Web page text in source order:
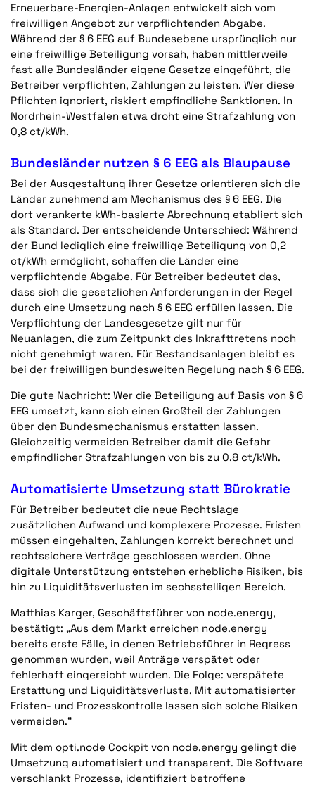
Erneuerbare-Energien-Anlagen entwickelt sich vom
freiwilligen Angebot zur verpflichtenden Abgabe.
Während der § 6 EEG auf Bundesebene ursprünglich nur
eine freiwillige Beteiligung vorsah, haben mittlerweile
fast alle Bundesländer eigene Gesetze eingeführt, die
Betreiber verpflichten, Zahlungen zu leisten. Wer diese
Pflichten ignoriert, riskiert empfindliche Sanktionen. In
Nordrhein-Westfalen etwa droht eine Strafzahlung von
0,8 ct/kWh.
Bundesländer nutzen § 6 EEG als Blaupause
Bei der Ausgestaltung ihrer Gesetze orientieren sich die
Länder zunehmend am Mechanismus des § 6 EEG. Die
dort verankerte kWh-basierte Abrechnung etabliert sich
als Standard. Der entscheidende Unterschied: Während
der Bund lediglich eine freiwillige Beteiligung von 0,2
ct/kWh ermöglicht, schaffen die Länder eine
verpflichtende Abgabe. Für Betreiber bedeutet das,
dass sich die gesetzlichen Anforderungen in der Regel
durch eine Umsetzung nach § 6 EEG erfüllen lassen. Die
Verpflichtung der Landesgesetze gilt nur für
Neuanlagen, die zum Zeitpunkt des Inkrafttretens noch
nicht genehmigt waren. Für Bestandsanlagen bleibt es
bei der freiwilligen bundesweiten Regelung nach § 6 EEG.
Die gute Nachricht: Wer die Beteiligung auf Basis von § 6
EEG umsetzt, kann sich einen Großteil der Zahlungen
über den Bundesmechanismus erstatten lassen.
Gleichzeitig vermeiden Betreiber damit die Gefahr
empfindlicher Strafzahlungen von bis zu 0,8 ct/kWh.
Automatisierte Umsetzung statt Bürokratie
Für Betreiber bedeutet die neue Rechtslage
zusätzlichen Aufwand und komplexere Prozesse. Fristen
müssen eingehalten, Zahlungen korrekt berechnet und
rechtssichere Verträge geschlossen werden. Ohne
digitale Unterstützung entstehen erhebliche Risiken, bis
hin zu Liquiditätsverlusten im sechsstelligen Bereich.
Matthias Karger, Geschäftsführer von node.energy,
bestätigt: „Aus dem Markt erreichen node.energy
bereits erste Fälle, in denen Betriebsführer in Regress
genommen wurden, weil Anträge verspätet oder
fehlerhaft eingereicht wurden. Die Folge: verspätete
Erstattung und Liquiditätsverluste. Mit automatisierter
Fristen- und Prozesskontrolle lassen sich solche Risiken
vermeiden.“
Mit dem opti.node Cockpit von node.energy gelingt die
Umsetzung automatisiert und transparent. Die Software
verschlankt Prozesse, identifiziert betroffene